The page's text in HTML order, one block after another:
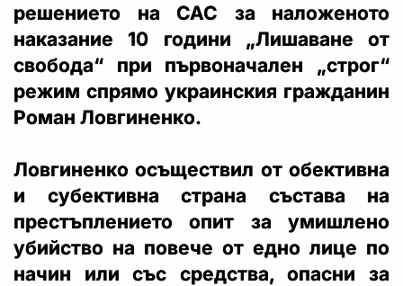
решението на САС за наложеното
наказание 10 години „Лишаване от
свобода“ при първоначален „строг“
режим спрямо украинския гражданин
Роман Ловгиненко.
Ловгиненко осъществил от обективна
и субективна страна състава на
престъплението опит за умишлено
убийство на повече от едно лице по
начин или със средства, опасни за